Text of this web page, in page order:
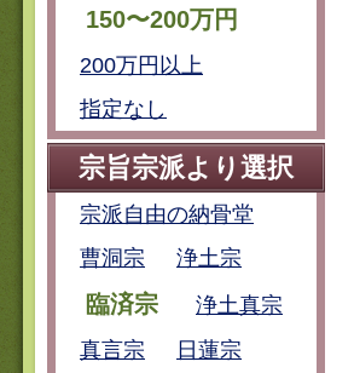
150〜200万円
200万円以上
指定なし
宗旨宗派より選択
宗派自由の納骨堂
曹洞宗
浄土宗
臨済宗
浄土真宗
真言宗
日蓮宗